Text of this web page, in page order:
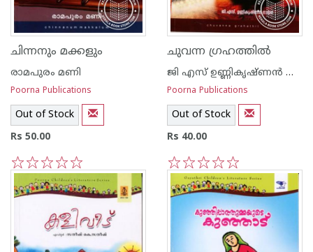
ചിന്നനും മക്കളും
രാമപുരം മണി
Poorna Publications
Out of Stock
Rs 50.00
5
4
3
2
1
ചുവന്ന ഗ്രഹത്തില്‍
ജി എസ് ഉണ്ണികൃഷ്ണ‌ന്‍ നായര്‍
Poorna Publications
Out of Stock
Rs 40.00
5
4
3
2
1